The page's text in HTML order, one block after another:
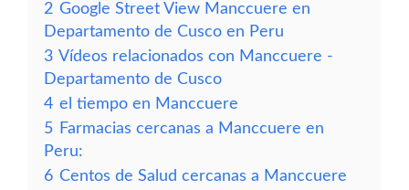
2 Google Street View Manccuere en
Departamento de Cusco en Peru
3 Vídeos relacionados con Manccuere -
Departamento de Cusco
4 el tiempo en Manccuere
5 Farmacias cercanas a Manccuere en
Peru:
6 Centos de Salud cercanas a Manccuere